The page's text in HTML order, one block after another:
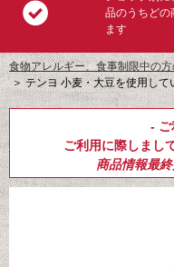
品のうちどの
ます
食物アレルギー、食事制限中の
＞テンヨ 小麦・大豆を使用し
- ご
ご利用に際しまして
商品情報最